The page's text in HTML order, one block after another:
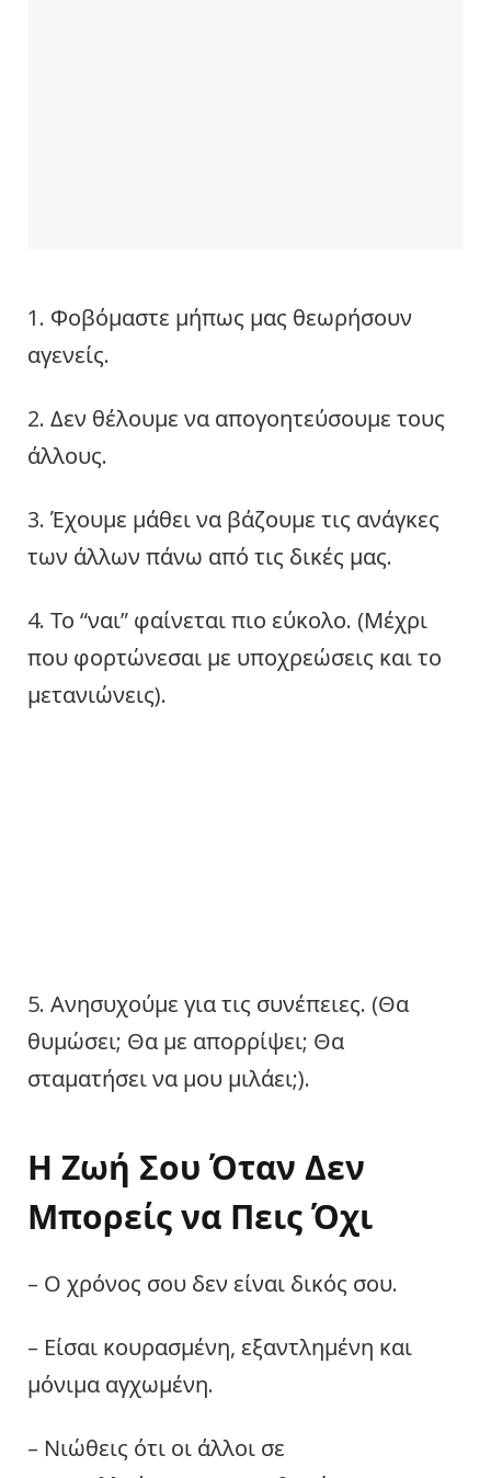
1. Φοβόμαστε μήπως μας θεωρήσουν
αγενείς.
2. Δεν θέλουμε να απογοητεύσουμε τους
άλλους.
3. Έχουμε μάθει να βάζουμε τις ανάγκες
των άλλων πάνω από τις δικές μας.
4. Το “ναι” φαίνεται πιο εύκολο. (Μέχρι
που φορτώνεσαι με υποχρεώσεις και το
μετανιώνεις).
5. Ανησυχούμε για τις συνέπειες. (Θα
θυμώσει; Θα με απορρίψει; Θα
σταματήσει να μου μιλάει;).
Η Ζωή Σου Όταν Δεν
Μπορείς να Πεις Όχι
– Ο χρόνος σου δεν είναι δικός σου.
– Είσαι κουρασμένη, εξαντλημένη και
μόνιμα αγχωμένη.
– Νιώθεις ότι οι άλλοι σε